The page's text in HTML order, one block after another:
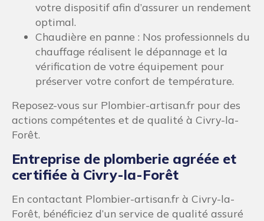
votre dispositif afin d’assurer un rendement
optimal.
Chaudière en panne : Nos professionnels du
chauffage réalisent le dépannage et la
vérification de votre équipement pour
préserver votre confort de température.
Reposez-vous sur Plombier-artisan.fr pour des
actions compétentes et de qualité à Civry-la-
Forêt.
Entreprise de plomberie agréée et
certifiée à Civry-la-Forêt
En contactant Plombier-artisan.fr à Civry-la-
Forêt, bénéficiez d’un service de qualité assuré